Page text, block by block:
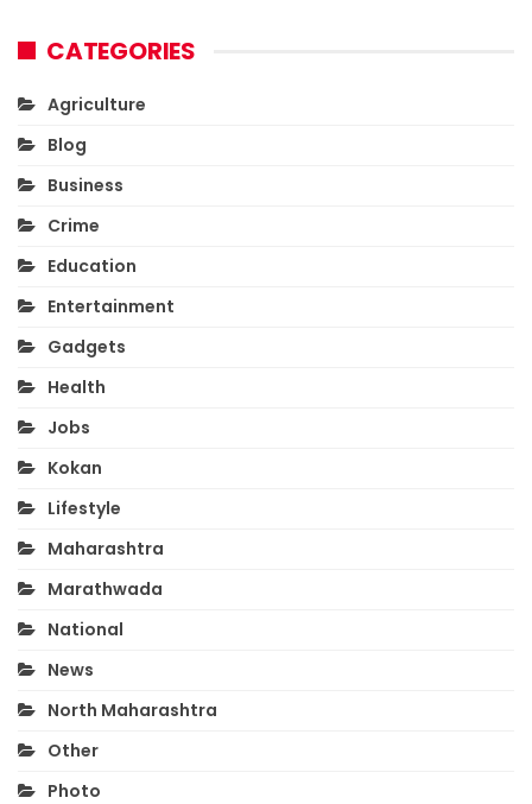
CATEGORIES
Agriculture
Blog
Business
Crime
Education
Entertainment
Gadgets
Health
Jobs
Kokan
Lifestyle
Maharashtra
Marathwada
National
News
North Maharashtra
Other
Photo